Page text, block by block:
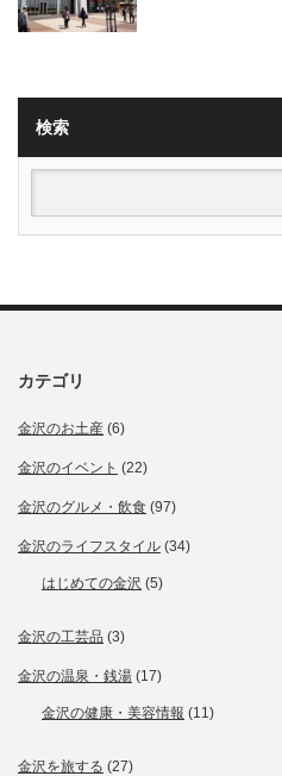
検索
カテゴリ
金沢のお土産 (6)
金沢のイベント (22)
金沢のグルメ・飲食 (97)
金沢のライフスタイル (34)
はじめての金沢 (5)
金沢の工芸品 (3)
金沢の温泉・銭湯 (17)
金沢の健康・美容情報 (11)
金沢を旅する (27)